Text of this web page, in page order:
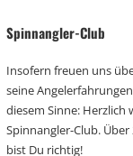
Spinnangler-Club
Insofern freuen uns
seine
diesem Sinne:
Spinnangler-Club.
bist Du richtig!